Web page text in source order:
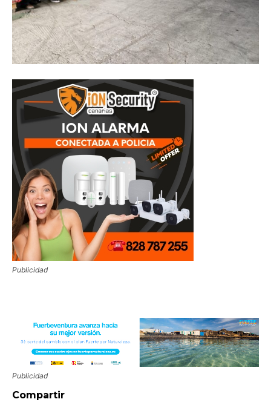
Publicidad
Publicidad
Compartir